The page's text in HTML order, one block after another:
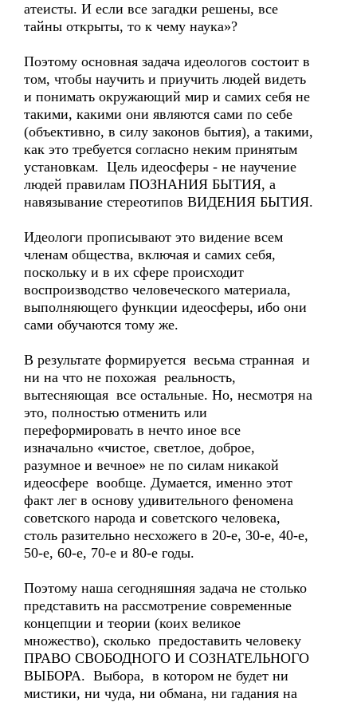
атеисты. И если все загадки решены, все
тайны открыты, то к чему наука»?
Поэтому основная задача идеологов состоит в
том, чтобы научить и приучить людей видеть
и понимать окружающий мир и самих себя не
такими, какими они являются сами по себе
(объективно, в силу законов бытия), а такими,
как это требуется согласно неким принятым
установкам. Цель идеосферы - не научение
людей правилам ПОЗНАНИЯ БЫТИЯ, а
навязывание стереотипов ВИДЕНИЯ БЫТИЯ.
Идеологи прописывают это видение всем
членам общества, включая и самих себя,
поскольку и в их сфере происходит
воспроизводство человеческого материала,
выполняющего функции идеосферы, ибо они
сами обучаются тому же.
В результате формируется весьма странная и
ни на что не похожая реальность,
вытесняющая все остальные. Но, несмотря на
это, полностью отменить или
переформировать в нечто иное все
изначально «чистое, светлое, доброе,
разумное и вечное» не по силам никакой
идеосфере вообще. Думается, именно этот
факт лег в основу удивительного феномена
советского народа и советского человека,
столь разительно несхожего в 20-е, 30-е, 40-е,
50-е, 60-е, 70-е и 80-е годы.
Поэтому наша сегодняшняя задача не столько
представить на рассмотрение современные
концепции и теории (коих великое
множество), сколько предоставить человеку
ПРАВО СВОБОДНОГО И СОЗНАТЕЛЬНОГО
ВЫБОРА. Выбора, в котором не будет ни
мистики, ни чуда, ни обмана, ни гадания на